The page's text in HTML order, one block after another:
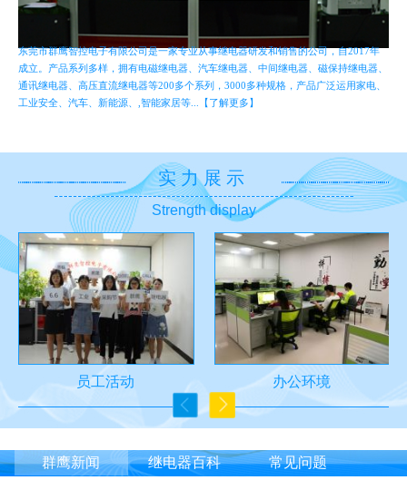
东莞市群鹰智控电子有限公司是一家专业从事继电器研发和销售的公司，自2017年
成立。产品系列多样，拥有电磁继电器、汽车继电器、中间继电器、磁保持继电器、
通讯继电器、高压直流继电器等200多个系列，3000多种规格，产品广泛运用家电、
工业安全、汽车、新能源、,智能家居等...【了解更多】
实力展示
Strength display
员工活动 办公环境
群鹰新闻 继电器百科 常见问题